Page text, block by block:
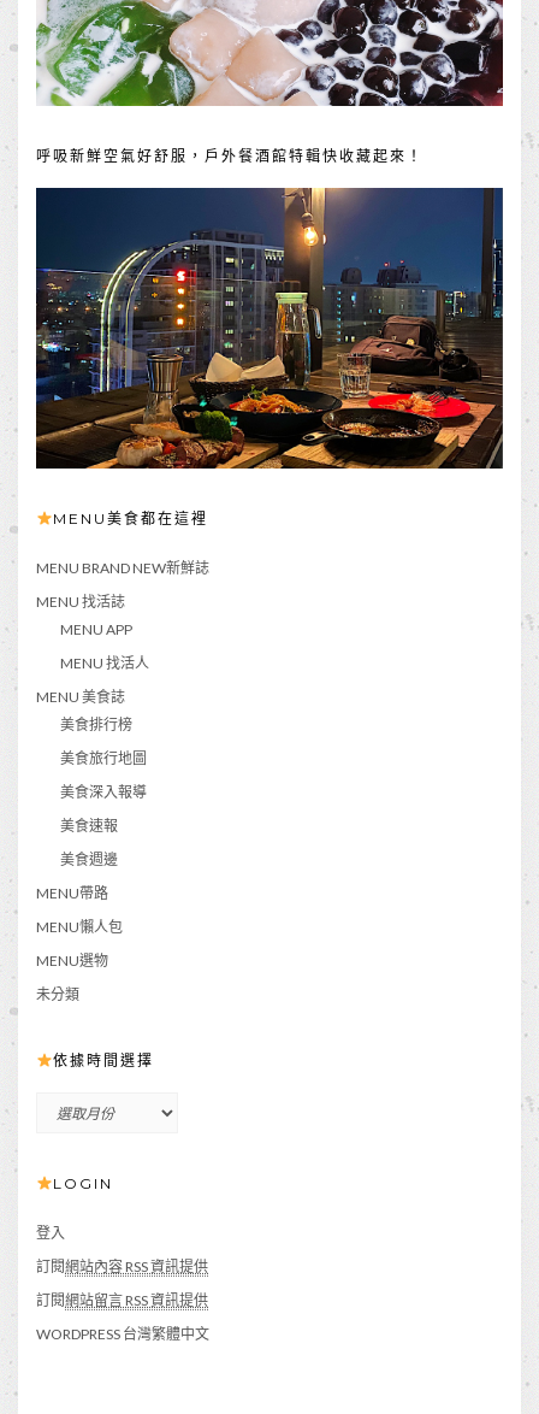
呼吸新鮮空氣好舒服，戶外餐酒館特輯快收藏起來！
MENU美食都在這裡
MENU BRAND NEW新鮮誌
MENU 找活誌
MENU APP
MENU 找活人
MENU 美食誌
美食排行榜
美食旅行地圖
美食深入報導
美食速報
美食週邊
MENU帶路
MENU懶人包
MENU選物
未分類
依據時間選擇
間
擇
LOGIN
登入
訂閱網站內容 RSS 資訊提供
訂閱網站留言 RSS 資訊提供
WORDPRESS 台灣繁體中文